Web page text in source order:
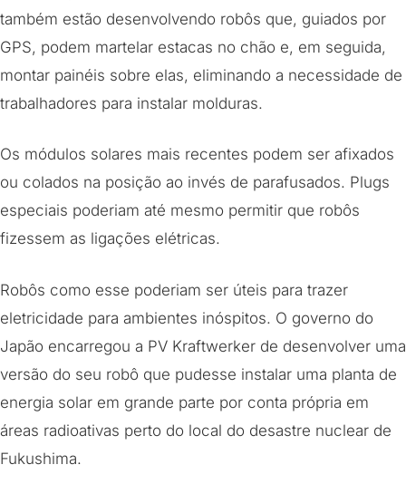
também estão desenvolvendo robôs que, guiados por
GPS, podem martelar estacas no chão e, em seguida,
montar painéis sobre elas, eliminando a necessidade de
trabalhadores para instalar molduras.
Os módulos solares mais recentes podem ser afixados
ou colados na posição ao invés de parafusados. Plugs
especiais poderiam até mesmo permitir que robôs
fizessem as ligações elétricas.
Robôs como esse poderiam ser úteis para trazer
eletricidade para ambientes inóspitos. O governo do
Japão encarregou a PV Kraftwerker de desenvolver uma
versão do seu robô que pudesse instalar uma planta de
energia solar em grande parte por conta própria em
áreas radioativas perto do local do desastre nuclear de
Fukushima.